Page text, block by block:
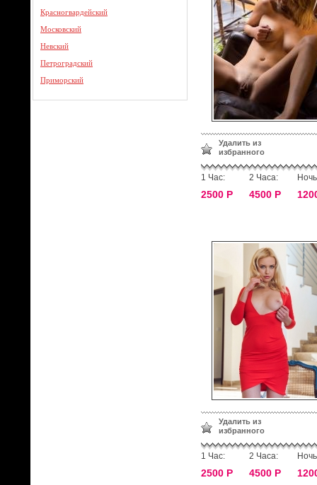
Красногвардейский
Московский
Невский
Петроградский
Приморский
Удалить из
избранного
1 Час:
2500 Р
2 Часа:
4500 Р
Удалить из
избранного
1 Час:
2500 Р
2 Часа:
4500 Р